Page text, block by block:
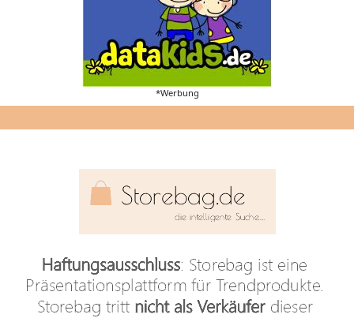
*Werbung